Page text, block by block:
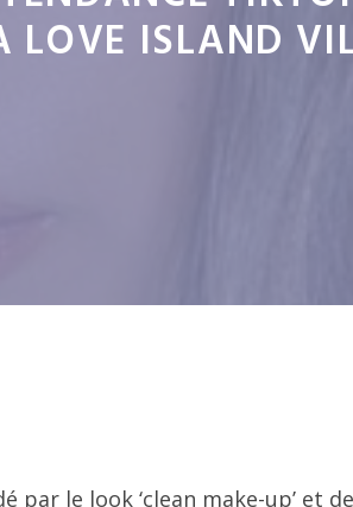
LOVE ISLAND
par le look ‘clean make-up’ et de